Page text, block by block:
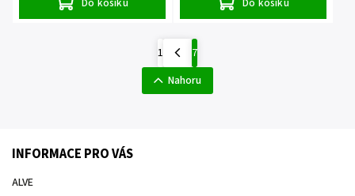
1
7
Nahoru
INFORMACE PRO VÁS
ALVE